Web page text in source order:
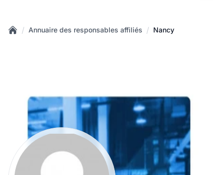
/ Annuaire des responsables affiliés / Nancy